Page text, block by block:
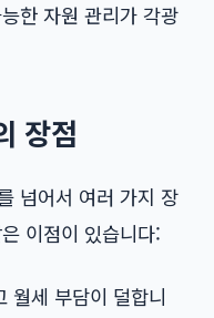
한 자원 관리가 각광
장점
넘어서 여러 가지 장
이점이 있습니다:
월세 부담이 덜합니